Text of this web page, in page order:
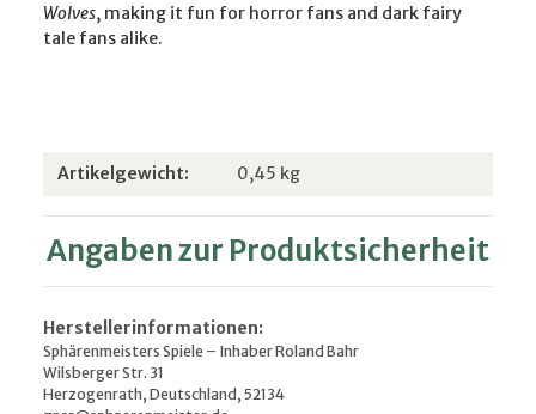
Wolves, making it fun for horror fans and dark fairy
tale fans alike.
Produkteigenschaft
Wert
Artikelgewicht: 0,45 kg
Angaben zur Produktsicherheit
Herstellerinformationen:
Sphärenmeisters Spiele – Inhaber Roland Bahr
Wilsberger Str. 31
Herzogenrath, Deutschland, 52134